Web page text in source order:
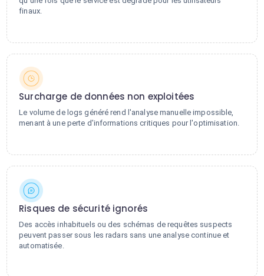
finaux.
Surcharge de données non exploitées
Le volume de logs généré rend l'analyse manuelle impossible,
menant à une perte d'informations critiques pour l'optimisation.
Risques de sécurité ignorés
Des accès inhabituels ou des schémas de requêtes suspects
peuvent passer sous les radars sans une analyse continue et
automatisée.